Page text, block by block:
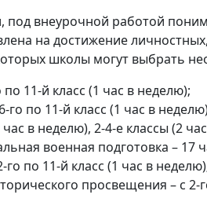
под внеурочной работой
на достижение
школы могут выбрать
11-й класс (1 час в неделю);
по 11-й класс (1 час в
в неделю), 2-4-е классы (2
военная подготовка – 17
по 11-й класс (1 час в
просвещения – с 2-